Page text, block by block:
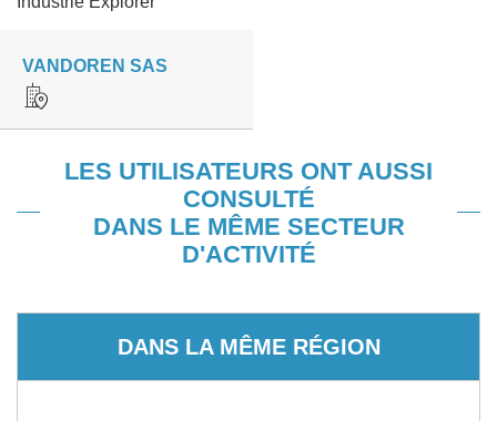
VANDOREN SAS
LES UTILISATEURS ONT AUSSI
CONSULTÉ
DANS LE MÊME SECTEUR
D'ACTIVITÉ
DANS LA MÊME RÉGION